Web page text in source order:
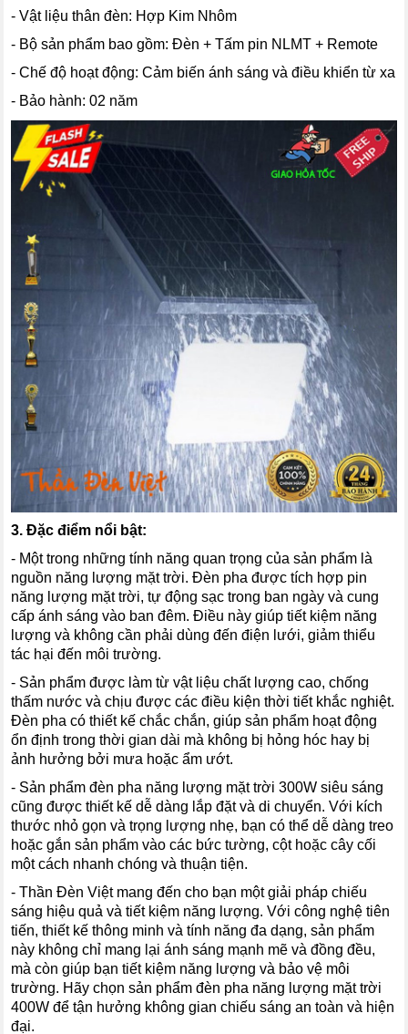
- Vật liệu thân đèn: Hợp Kim Nhôm
- Bộ sản phẩm bao gồm: Đèn + Tấm pin NLMT + Remote
- Chế độ hoạt động: Cảm biến ánh sáng và điều khiển từ xa
- Bảo hành: 02 năm
3. Đặc điểm nổi bật:
- Một trong những tính năng quan trọng của sản phẩm là
nguồn năng lượng mặt trời. Đèn pha được tích hợp pin
năng lượng mặt trời, tự động sạc trong ban ngày và cung
cấp ánh sáng vào ban đêm. Điều này giúp tiết kiệm năng
lượng và không cần phải dùng đến điện lưới, giảm thiểu
tác hại đến môi trường.
- Sản phẩm được làm từ vật liệu chất lượng cao, chống
thấm nước và chịu được các điều kiện thời tiết khắc nghiệt.
Đèn pha có thiết kế chắc chắn, giúp sản phẩm hoạt động
ổn định trong thời gian dài mà không bị hỏng hóc hay bị
ảnh hưởng bởi mưa hoặc ẩm ướt.
- Sản phẩm đèn pha năng lượng mặt trời 300W siêu sáng
cũng được thiết kế dễ dàng lắp đặt và di chuyển. Với kích
thước nhỏ gọn và trọng lượng nhẹ, bạn có thể dễ dàng treo
hoặc gắn sản phẩm vào các bức tường, cột hoặc cây cối
một cách nhanh chóng và thuận tiện.
- Thần Đèn Việt mang đến cho bạn một giải pháp chiếu
sáng hiệu quả và tiết kiệm năng lượng. Với công nghệ tiên
tiến, thiết kế thông minh và tính năng đa dạng, sản phẩm
này không chỉ mang lại ánh sáng mạnh mẽ và đồng đều,
mà còn giúp bạn tiết kiệm năng lượng và bảo vệ môi
trường. Hãy chọn sản phẩm đèn pha năng lượng mặt trời
400W để tận hưởng không gian chiếu sáng an toàn và hiện
đại.